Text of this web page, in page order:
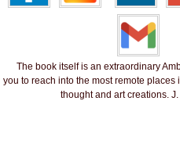
The book itself is an extraordinary
you to reach into the most remote places
thought and art creations.